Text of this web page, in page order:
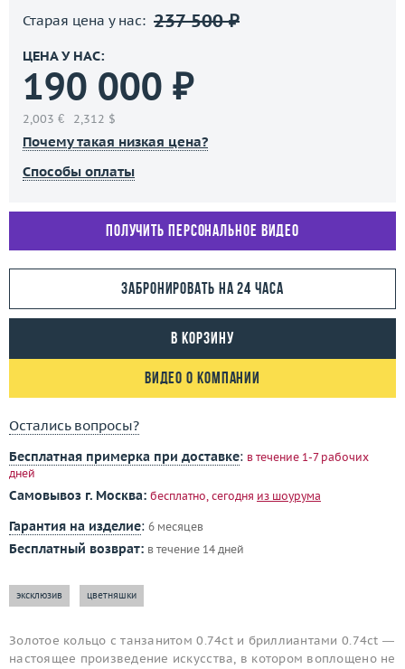
Старая цена у нас: 237 500 ₽
ЦЕНА У НАС:
190 000 ₽
2,003 € 2,312 $
Почему такая низкая цена?
Способы оплаты
Получить персональное видео
Забронировать на 24 часа
В корзину
Видео о компании
Остались вопросы?
Бесплатная примерка при доставке: в течение 1-7 рабочих
дней
Самовывоз г. Москва: бесплатно, сегодня из шоурума
Гарантия на изделие: 6 месяцев
Бесплатный возврат: в течение 14 дней
эксклюзив цветняшки
Золотое кольцо с танзанитом 0.74ct и бриллиантами 0.74ct —
настоящее произведение искусства, в котором воплощено не